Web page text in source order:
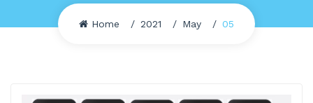
Home 2021 May 05